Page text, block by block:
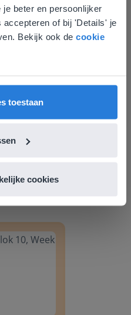
beter en persoonlijker
of bij 'Details' je
Bekijk ook de cookie
toestaan
cookies
2, Les 6
we dat je misschien
English gaat. Hier
Vlaanderen